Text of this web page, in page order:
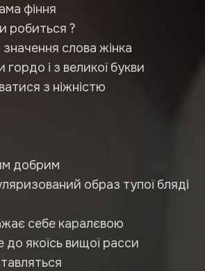
фіння
робиться ?
слова жінка
і з великої букви
з ніжністю
добрим
образ тупої бляді
себе каралєвою
до якоїсь вищої расси